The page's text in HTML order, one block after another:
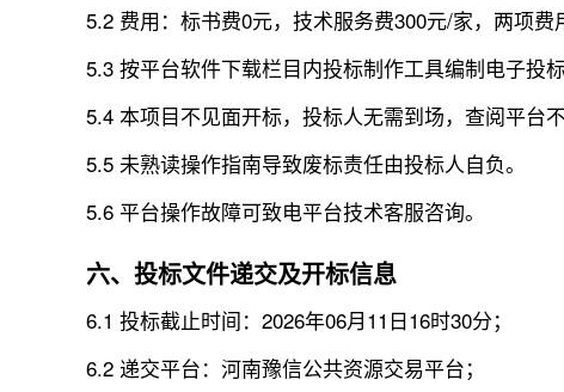
5.2 费用：标书费0元，技术服务费300元/家，两项
5.3 按平台软件下载栏目内投标制作工具编制电子投
5.4 本项目不见面开标，投标人无需到场，查阅平台
5.5 未熟读操作指南导致废标责任由投标人自负。
5.6 平台操作故障可致电平台技术客服咨询。
六、投标文件递交及开标信息
6.1 投标截止时间：2026年06月11日16时30分；
6.2 递交平台：河南豫信公共资源交易平台；